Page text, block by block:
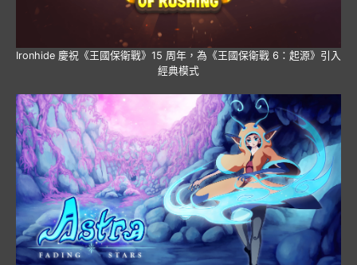
Ironhide 慶祝《王國保衛戰》15 周年，為《王國保衛戰 6：起源》引入
經典模式